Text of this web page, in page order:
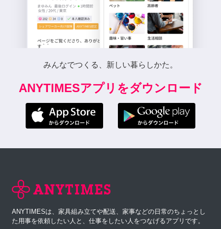
みんなでつくる、新しい暮らしかた。
ANYTIMESアプリをダウンロード
ANYTIMESは、家具組み立てや配送、家事などの日常のちょっとし
た用事を依頼したい人と、仕事をしたい人をつなげるアプリです。